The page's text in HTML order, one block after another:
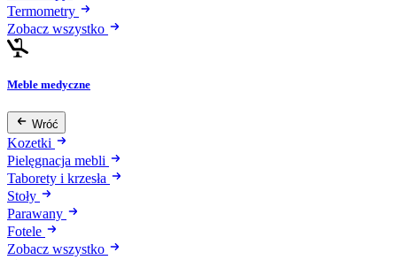
Termometry
Zobacz wszystko
Meble medyczne
Wróć
Kozetki
Pielęgnacja mebli
Taborety i krzesła
Stoły
Parawany
Fotele
Zobacz wszystko